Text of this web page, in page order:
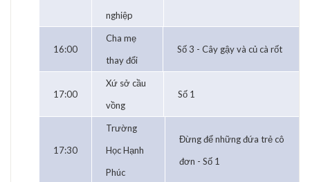
nghiệp
16:00
Cha mẹ
thay đổi
Số 3 - Cây gậy và củ cà rốt
17:00
Xứ sở cầu
vồng
Số 1
17:30
Trường
Học Hạnh
Phúc
Đừng để những đứa trẻ cô
đơn - Số 1